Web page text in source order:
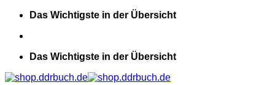
Zum
springen
Das Wichtigste in der Übersicht
Das Wichtigste in der Übersicht